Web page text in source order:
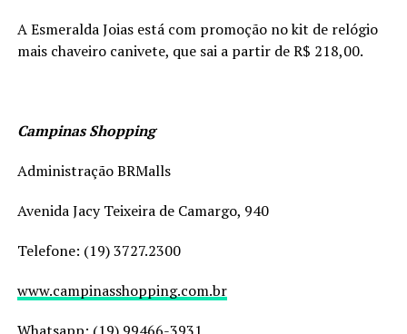
A Esmeralda Joias está com promoção no kit de relógio
mais chaveiro canivete, que sai a partir de R$ 218,00.
Campinas Shopping
Administração BRMalls
Avenida Jacy Teixeira de Camargo, 940
Telefone: (19) 3727.2300
www.campinasshopping.com.br